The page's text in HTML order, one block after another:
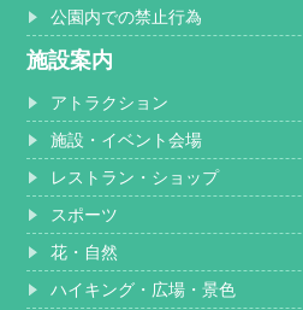
公園内での禁止行為
施設案内
アトラクション
施設・イベント会場
レストラン・ショップ
スポーツ
花・自然
ハイキング・広場・景色